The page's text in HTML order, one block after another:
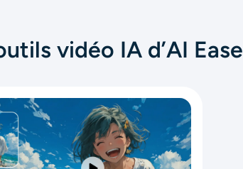
vidéo IA d’AI Ease